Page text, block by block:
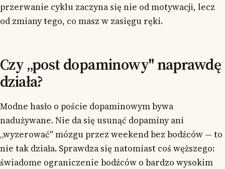
przerwanie cyklu zaczyna się nie od motywacji, lecz
od zmiany tego, co masz w zasięgu ręki.
Czy „post dopaminowy" naprawdę
działa?
Modne hasło o poście dopaminowym bywa
nadużywane. Nie da się usunąć dopaminy ani
„wyzerować" mózgu przez weekend bez bodźców — to
nie tak działa. Sprawdza się natomiast coś węższego:
świadome ograniczenie bodźców o bardzo wysokim